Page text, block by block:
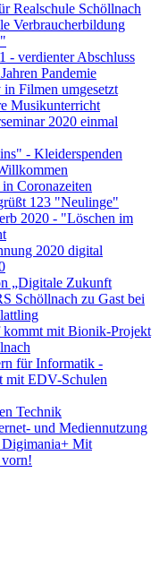
Realschule Schöllnach
Verbraucherbildung
- verdienter Abschluss
Pandemie
Filmen umgesetzt
Musikunterricht
2020 einmal
- Kleiderspenden
Coronazeiten
123 "Neulinge"
2020 - "Löschen im
2020 digital
„Digitale Zukunft
Schöllnach zu Gast bei
mit Bionik-Projekt
für Informatik -
mit EDV-Schulen
Technik
und Mediennutzung
Digimania+ Mit